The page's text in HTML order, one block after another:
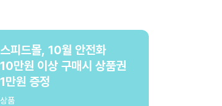
스피드몰, 10월 안전화
10만원 이상 구매시 상품권
1만원 증정
상품